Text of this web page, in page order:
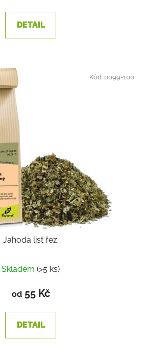
DETAIL
Jahoda list řez.
Skladem (>5 ks)
od55 Kč
DETAIL
Kód:0099-100